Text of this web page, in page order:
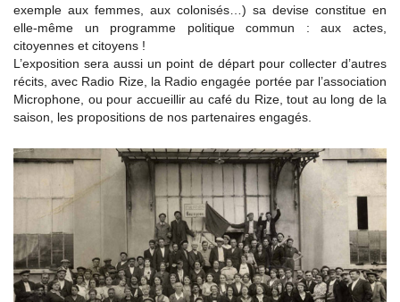
exemple aux femmes, aux colonisés…) sa devise constitue en
elle-même un programme politique commun : aux actes,
citoyennes et citoyens !
L’exposition sera aussi un point de départ pour collecter d’autres
récits, avec Radio Rize, la Radio engagée portée par l’association
Microphone, ou pour accueillir au café du Rize, tout au long de la
saison, les propositions de nos partenaires engagés.